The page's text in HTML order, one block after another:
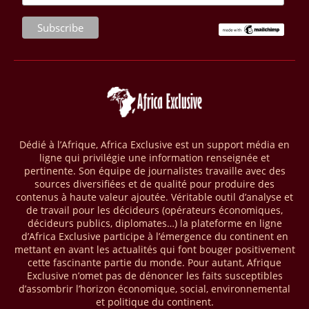
11/04/26 LIBYE - HYDROCARBURES
Plusieurs découvertes de gisements d’hydrocarbures ont été
annoncées en Libye. L’une des plus récentes implique Eni avec deux
pétrole et de gaz, selon la National Oil Corporation (NOC), entreprise
publique en charge du secteur. Dans le détail, la première découverte
l’Algérie. D’après la NOC, les tests de production sur ce site opéré par
le groupe Sonatrach ont affiché 13 millions de pieds cubes de gaz par
jour et 327 barils de condensats.
04/04/26 BASSIN DU CONGO
La Banque mondiale a approuvé un projet d’envergure visant à
transformer les économies forestières en Afrique centrale. Baptisé «
Programme pour des économies forestières durables du Bassin du
Congo » (SCBFEP), il mobilise 1,02 milliard $, dont une première
phase de 394,83 millions de dollars. C’est ce qu’indique l’institution
dans un communiqué publié mercredi 1er avril. Cette première phase
Dédié à l’Afrique, Africa Exclusive est un support média en
ligne qui privilégie une information renseignée et
pertinente. Son équipe de journalistes travaille avec des
sources diversifiées et de qualité pour produire des
contenus à haute valeur ajoutée. Véritable outil d’analyse et
de travail pour les décideurs (opérateurs économiques,
décideurs publics, diplomates…) la plateforme en ligne
d’Africa Exclusive participe à l’émergence du continent en
mettant en avant les actualités qui font bouger positivement
cette fascinante partie du monde. Pour autant, Afrique
Exclusive n’omet pas de dénoncer les faits susceptibles
d’assombrir l’horizon économique, social, environnemental
et politique du continent.